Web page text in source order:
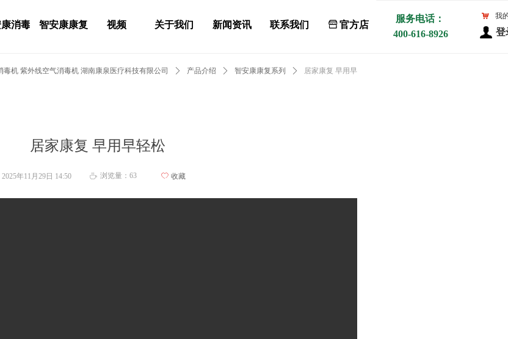
消毒 智安康康复 视频 关于我们 新闻资讯 联系我们 ꀰ 官方店
登
服务电话：
400-616-8926
낙 我
居家康复 早用早轻松
机 紫外线空气消毒机 湖南康泉医疗科技有限公司 ꄲ 产品介绍 ꄲ 智安康康复系列 ꄲ 居家康复 早用早
2025年11月29日 14:50 ꄘ 浏览量： 63 ꄀ 收藏